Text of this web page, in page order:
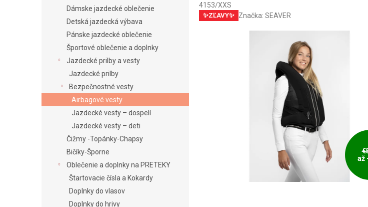
Dámske jazdecké oblečenie
Detská jazdecká výbava
Pánske jazdecké oblečenie
Športové oblečenie a doplnky
Jazdecké prilby a vesty
Jazdecké prilby
Bezpečnostné vesty
Airbagové vesty
Jazdecké vesty – dospelí
Jazdecké vesty – deti
Čižmy -Topánky-Chapsy
Bičíky-Šporne
Oblečenie a doplnky na PRETEKY
Štartovacie čísla a Kokardy
Doplnky do vlasov
Doplnky do hrivy
4153/XXS
✨ZĽAVY✨ Značka: SEAVER
až